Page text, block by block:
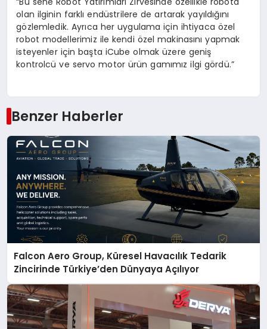
olan ilginin farklı endüstrilere de artarak yayıldığını
gözlemledik. Ayrıca her uygulama için ihtiyaca özel
robot modellerimiz ile kendi özel makinasını yapmak
isteyenler için başta iCube olmak üzere geniş
kontrolcü ve servo motor ürün gamımız ilgi gördü.”
Benzer Haberler
Falcon Aero Group, Küresel Havacılık Tedarik
Zincirinde Türkiye’den Dünyaya Açılıyor